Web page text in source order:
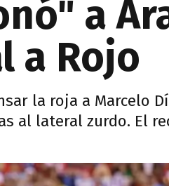
a
a Rojo
la roja a Marcelo
al lateral zurdo. El